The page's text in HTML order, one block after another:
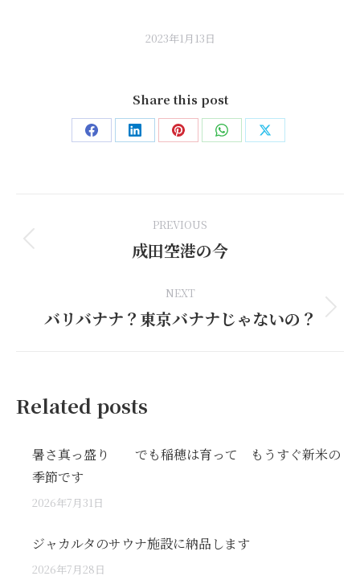
2023年1月13日
Share this post
Share Share Share Share Share
navigation
PREVIOUS
Previous
成田空港の今
NEXT
Next
バリバナナ？東京バナナじゃないの？
Related posts
暑さ真っ盛り でも稲穂は育って もうすぐ新米の
季節です
2026年7月31日
ジャカルタのサウナ施設に納品します
2026年7月28日